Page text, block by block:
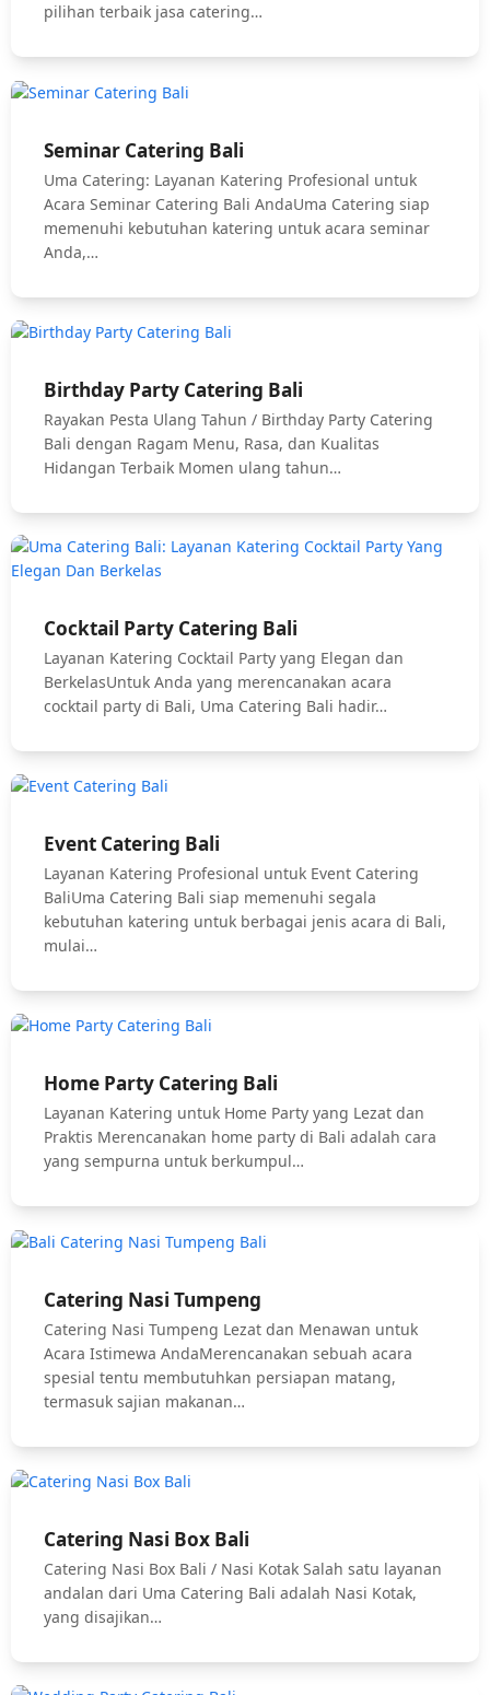
pilihan terbaik jasa catering…
Seminar Catering Bali
Uma Catering: Layanan Katering Profesional untuk
Acara Seminar Catering Bali AndaUma Catering siap
memenuhi kebutuhan katering untuk acara seminar
Anda,…
Birthday Party Catering Bali
Rayakan Pesta Ulang Tahun / Birthday Party Catering
Bali dengan Ragam Menu, Rasa, dan Kualitas
Hidangan Terbaik Momen ulang tahun…
Cocktail Party Catering Bali
Layanan Katering Cocktail Party yang Elegan dan
BerkelasUntuk Anda yang merencanakan acara
cocktail party di Bali, Uma Catering Bali hadir…
Event Catering Bali
Layanan Katering Profesional untuk Event Catering
BaliUma Catering Bali siap memenuhi segala
kebutuhan katering untuk berbagai jenis acara di Bali,
mulai…
Home Party Catering Bali
Layanan Katering untuk Home Party yang Lezat dan
Praktis Merencanakan home party di Bali adalah cara
yang sempurna untuk berkumpul…
Catering Nasi Tumpeng
Catering Nasi Tumpeng Lezat dan Menawan untuk
Acara Istimewa AndaMerencanakan sebuah acara
spesial tentu membutuhkan persiapan matang,
termasuk sajian makanan…
Catering Nasi Box Bali
Catering Nasi Box Bali / Nasi Kotak Salah satu layanan
andalan dari Uma Catering Bali adalah Nasi Kotak,
yang disajikan…